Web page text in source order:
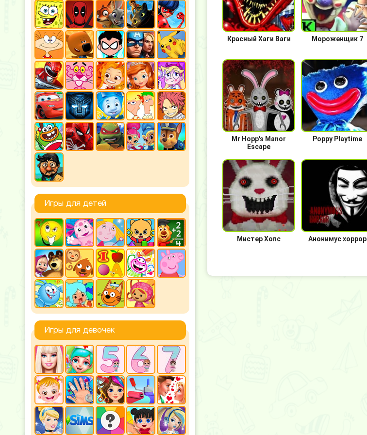
Игры для детей
Игры для девочек
Красный Хаги Ваги Мороженщик 7
Mr Hopp's Manor
Escape
Poppy Playtime
Мистер Хопс Анонимус хоррор